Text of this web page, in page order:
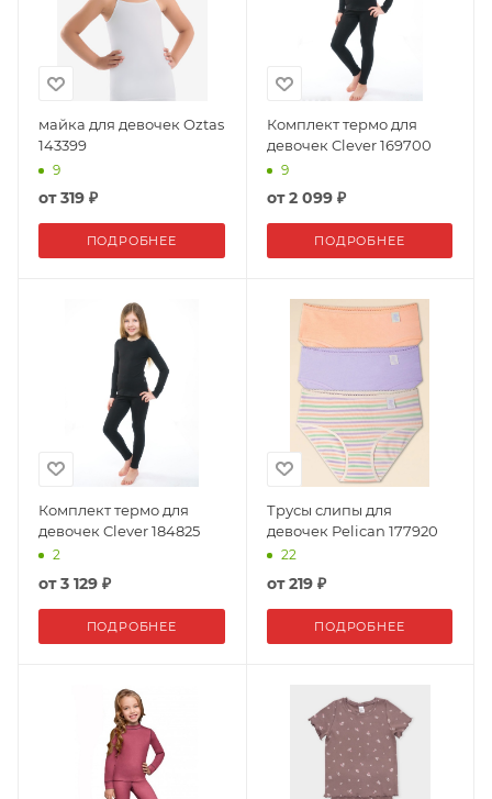
майка для девочек Oztas
143399
9
от319 ₽
ПОДРОБНЕЕ
Комплект термо для
девочек Clever 169700
9
от2 099 ₽
ПОДРОБНЕЕ
Комплект термо для
девочек Clever 184825
2
от3 129 ₽
ПОДРОБНЕЕ
Трусы слипы для
девочек Pelican 177920
22
от219 ₽
ПОДРОБНЕЕ